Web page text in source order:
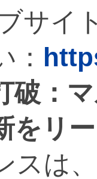
サイ
：
破：
をリ
スは